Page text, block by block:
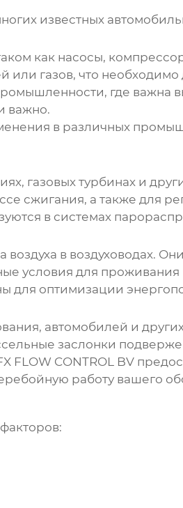
известных
как насосы,
или газов, что необходимо
где важна
важно.
в различных
газовых турбинах и
сжигания, а также для
в системах
в воздуховодах.
условия для
для оптимизации
автомобилей и
заслонки
CONTROL BV
работу вашего